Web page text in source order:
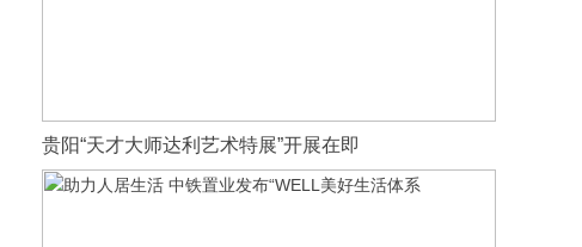
贵阳“天才大师达利艺术特展”开展在即